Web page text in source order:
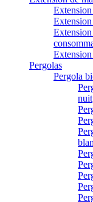
Pergolas
Pergola
nuit